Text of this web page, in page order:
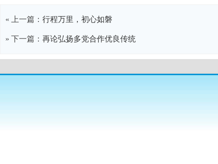
« 上一篇： 行程万里，初心如磐
» 下一篇： 再论弘扬多党合作优良传统